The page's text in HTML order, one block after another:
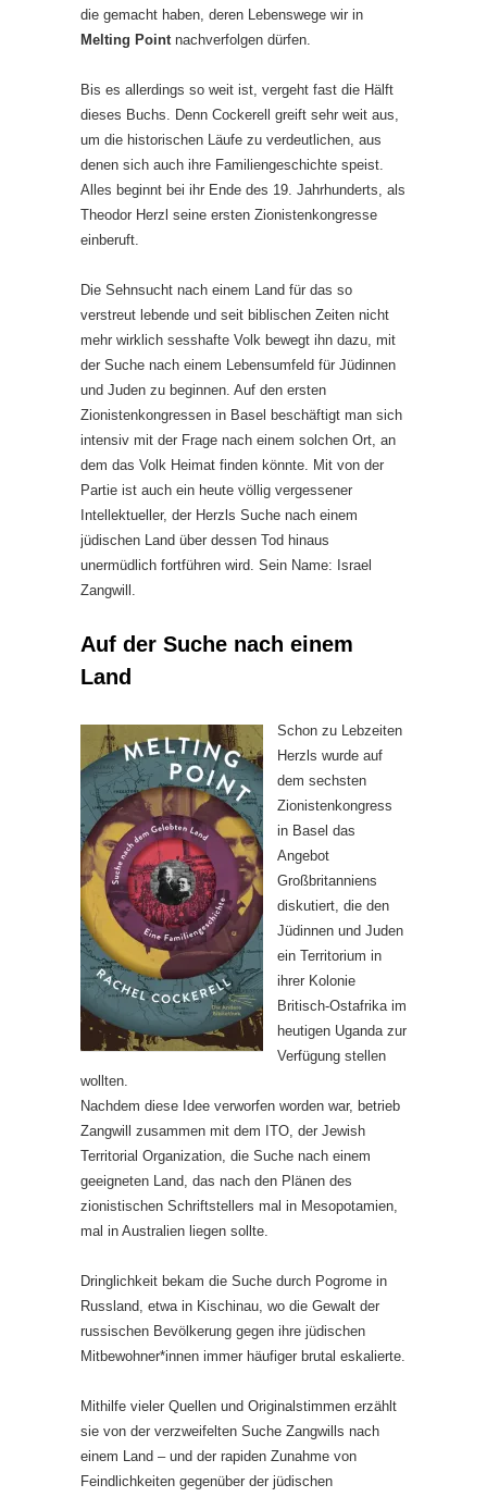
die gemacht haben, deren Lebenswege wir in
Melting Point nachverfolgen dürfen.
Bis es allerdings so weit ist, vergeht fast die Hälft
dieses Buchs. Denn Cockerell greift sehr weit aus,
um die historischen Läufe zu verdeutlichen, aus
denen sich auch ihre Familiengeschichte speist.
Alles beginnt bei ihr Ende des 19. Jahrhunderts, als
Theodor Herzl seine ersten Zionistenkongresse
einberuft.
Die Sehnsucht nach einem Land für das so
verstreut lebende und seit biblischen Zeiten nicht
mehr wirklich sesshafte Volk bewegt ihn dazu, mit
der Suche nach einem Lebensumfeld für Jüdinnen
und Juden zu beginnen. Auf den ersten
Zionistenkongressen in Basel beschäftigt man sich
intensiv mit der Frage nach einem solchen Ort, an
dem das Volk Heimat finden könnte. Mit von der
Partie ist auch ein heute völlig vergessener
Intellektueller, der Herzls Suche nach einem
jüdischen Land über dessen Tod hinaus
unermüdlich fortführen wird. Sein Name: Israel
Zangwill.
Auf der Suche nach einem
Land
Schon zu Lebzeiten
Herzls wurde auf
dem sechsten
Zionistenkongress
in Basel das
Angebot
Großbritanniens
diskutiert, die den
Jüdinnen und Juden
ein Territorium in
ihrer Kolonie
Britisch-Ostafrika im
heutigen Uganda zur
Verfügung stellen
wollten.
Nachdem diese Idee verworfen worden war, betrieb
Zangwill zusammen mit dem ITO, der Jewish
Territorial Organization, die Suche nach einem
geeigneten Land, das nach den Plänen des
zionistischen Schriftstellers mal in Mesopotamien,
mal in Australien liegen sollte.
Dringlichkeit bekam die Suche durch Pogrome in
Russland, etwa in Kischinau, wo die Gewalt der
russischen Bevölkerung gegen ihre jüdischen
Mitbewohner*innen immer häufiger brutal eskalierte.
Mithilfe vieler Quellen und Originalstimmen erzählt
sie von der verzweifelten Suche Zangwills nach
einem Land – und der rapiden Zunahme von
Feindlichkeiten gegenüber der jüdischen